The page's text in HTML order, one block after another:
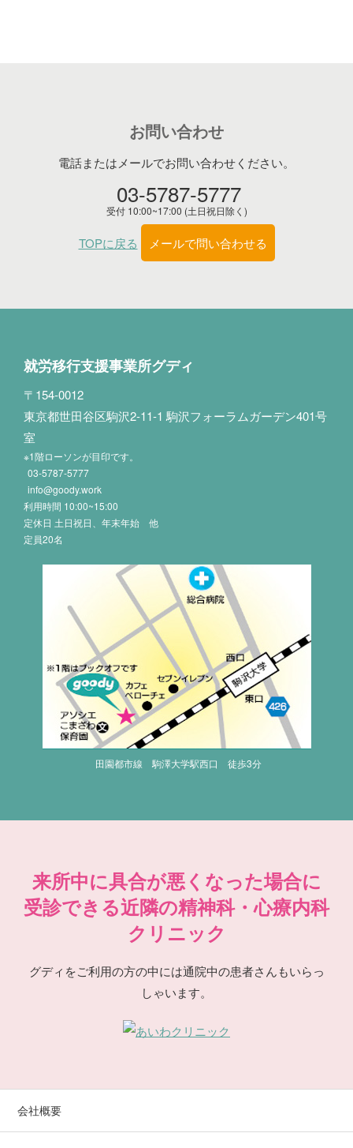
お問い合わせ
電話またはメールでお問い合わせください。
03-5787-5777
受付 10:00~17:00 (土日祝日除く)
TOPに戻る メールで問い合わせる
就労移行支援事業所グディ
〒154-0012
東京都世田谷区駒沢2-11-1 駒沢フォーラムガーデン401号
室
※1階ローソンが目印です。
03-5787-5777
info@goody.work
利用時間 10:00~15:00
定休日 土日祝日、年末年始 他
定員20名
田園都市線 駒澤大学駅西口 徒歩3分
来所中に具合が悪くなった場合に
受診できる近隣の精神科・心療内科
クリニック
グディをご利用の方の中には通院中の患者さんもいらっ
しゃいます。
会社概要